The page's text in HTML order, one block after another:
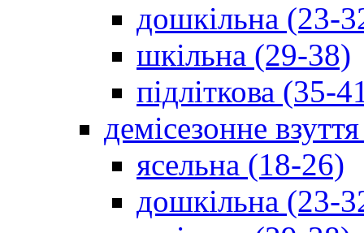
дошкільна (23-
шкільна (29-38)
підліткова (35-
демісезонне
ясельна (18-26)
дошкільна (23-